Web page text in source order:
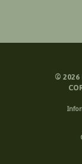
© 2026